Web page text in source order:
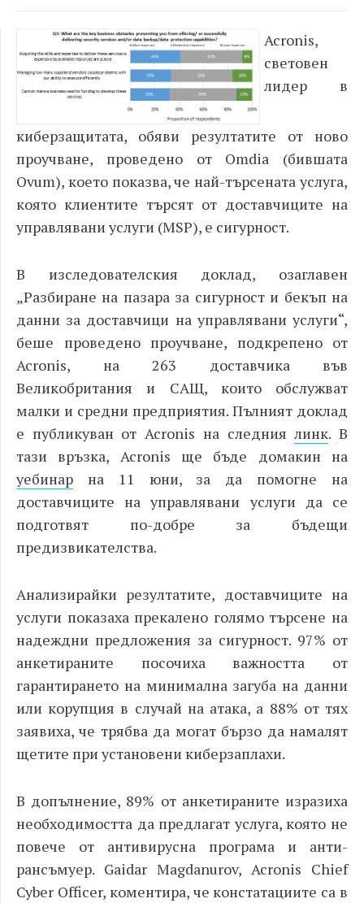
Acronis,
световен
лидер в
киберзащитата, обяви резултатите от ново
проучване, проведено от Omdia (бившата
Ovum), което показва, че най-търсената услуга,
която клиентите търсят от доставчиците на
управлявани услуги (MSP), е сигурност.
В изследователския доклад, озаглавен
„Разбиране на пазара за сигурност и бекъп на
данни за доставчици на управлявани услуги“,
беше проведено проучване, подкрепено от
Acronis, на 263 доставчика във
Великобритания и САЩ, които обслужват
малки и средни предприятия. Пълният доклад
е публикуван отAcronis на следниялинк.В
тази връзка, Acronis ще бъде домакин на
уебинар на 11 юни, за да помогне на
доставчиците на управлявани услуги да се
подготвят по-добре за бъдещи
предизвикателства.
Анализирайки резултатите, доставчиците на
услуги показаха прекалено голямо търсене на
надеждни предложения за сигурност. 97% от
анкетираните посочиха важността от
гарантирането на минимална загуба на данни
или корупция в случай на атака, а 88% от тях
заявиха, че трябва да могат бързо да намалят
щетите при установени киберзаплахи.
В допълнение, 89% от анкетираните изразиха
необходимостта да предлагат услуга, която не
повече от антивирусна програма и анти-
рансъмуер. Gaidar Magdanurov, Acronis Chief
Cyber Officer, коментира, че констатациите са в